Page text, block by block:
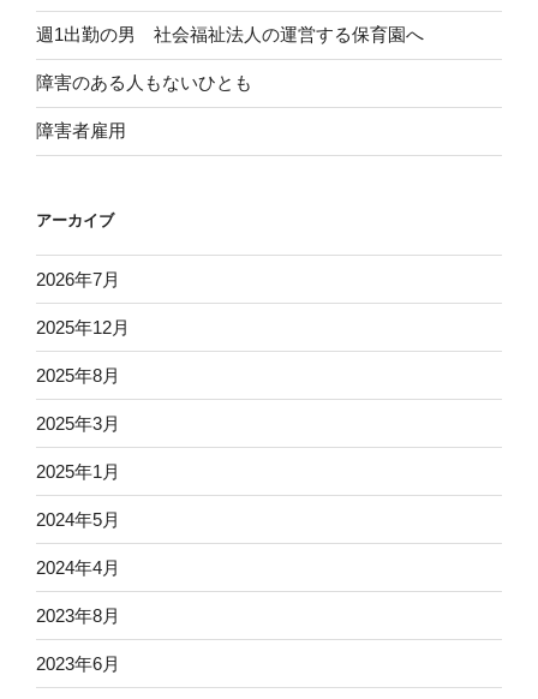
週1出勤の男 社会福祉法人の運営する保育園へ
障害のある人もないひとも
障害者雇用
アーカイブ
2026年7月
2025年12月
2025年8月
2025年3月
2025年1月
2024年5月
2024年4月
2023年8月
2023年6月